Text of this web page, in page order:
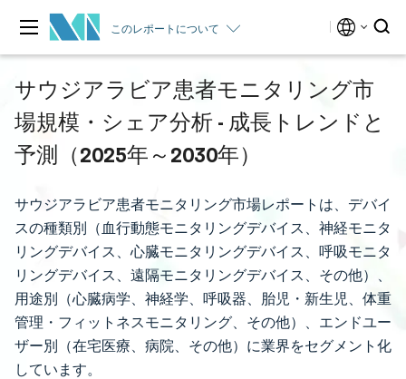
このレポートについて
サウジアラビア患者モニタリング市
場規模・シェア分析 - 成長トレンドと
予測（2025年～2030年）
サウジアラビア患者モニタリング市場レポートは、デバイ
スの種類別（血行動態モニタリングデバイス、神経モニタ
リングデバイス、心臓モニタリングデバイス、呼吸モニタ
リングデバイス、遠隔モニタリングデバイス、その他）、
用途別（心臓病学、神経学、呼吸器、胎児・新生児、体重
管理・フィットネスモニタリング、その他）、エンドユー
ザー別（在宅医療、病院、その他）に業界をセグメント化
しています。